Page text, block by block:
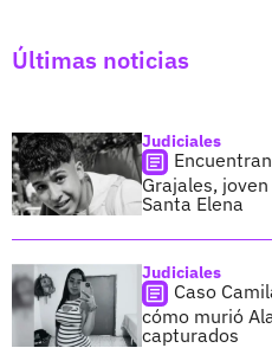
Últimas noticias
Judiciales
Grajales,
Santa Elena
Judiciales
Caso
cómo murió
capturados